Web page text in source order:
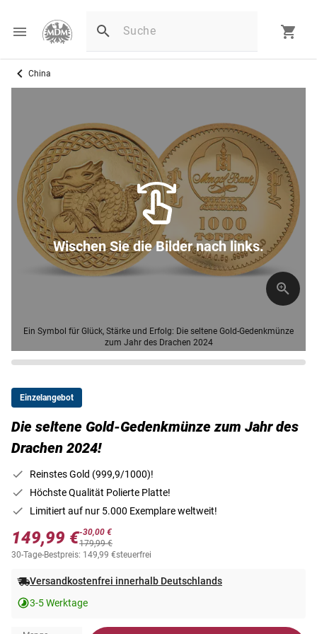
China
Ein Symbol für Glück, Stärke und Erfolg: Die seltene Gold-Gedenkmünze
zum Jahr des Drachen 2024
Wischen Sie die Bilder nach links.
Einzelangebot
Die seltene Gold-Gedenkmünze zum Jahr des
Drachen 2024!
Reinstes Gold (999,9/1000)!
Höchste Qualität Polierte Platte!
Limitiert auf nur 5.000 Exemplare weltweit!
149,99 €-30,00 €
179,99 €
30-Tage-Bestpreis: 149,99 €steuerfrei
Versandkostenfrei innerhalb Deutschlands
3-5 Werktage